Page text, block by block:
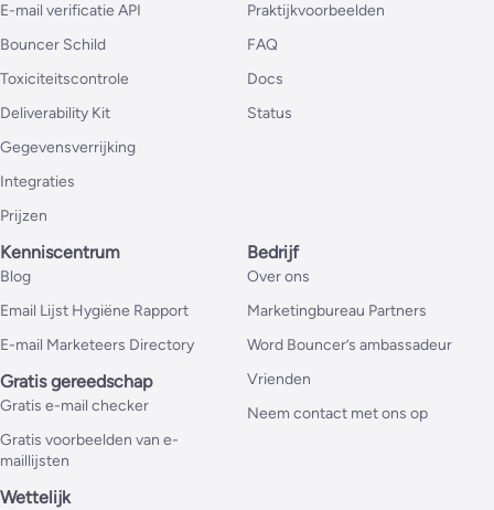
E-mail verificatie API
Bouncer Schild
Toxiciteitscontrole
Deliverability Kit
Gegevensverrijking
Integraties
Prijzen
Praktijkvoorbeelden
FAQ
Docs
Status
Kenniscentrum
Blog
Email Lijst Hygiëne Rapport
E-mail Marketeers Directory
Gratis gereedschap
Gratis e-mail checker
Gratis voorbeelden van e-
maillijsten
Bedrijf
Over ons
Marketingbureau Partners
Word Bouncer’s ambassadeur
Vrienden
Neem contact met ons op
Wettelijk